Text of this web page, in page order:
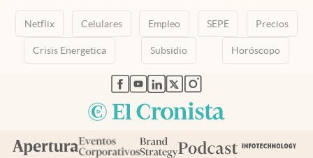
Netflix Celulares Empleo SEPE Precios
Crisis Energetica Subsidio Horóscopo
abre en nueva pestaña
abre en nueva pestaña
abre en nueva pestaña
abre en nueva pestaña
abre en nueva pestaña